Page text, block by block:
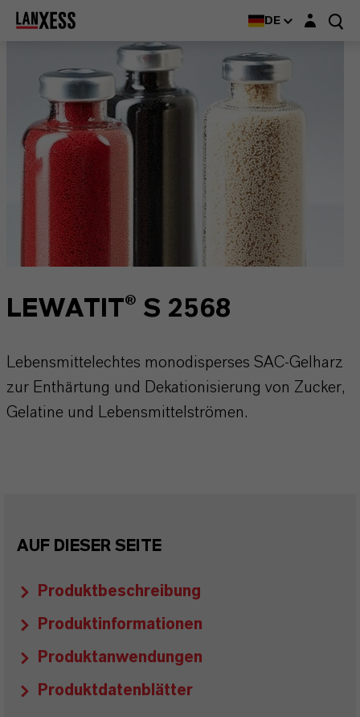
DE Login-Maske
LEWATIT® S 2568
Lebensmittelechtes monodisperses SAC-Gelharz
zur Enthärtung und Dekationisierung von Zucker,
Gelatine und Lebensmittelströmen.
AUF DIESER SEITE
Produktbeschreibung
Produktinformationen
Produktanwendungen
Produktdatenblätter